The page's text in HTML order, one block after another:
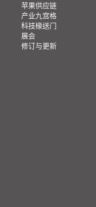
苹果供应链
产业九宫格
科技椽送门
展会
修订与更新